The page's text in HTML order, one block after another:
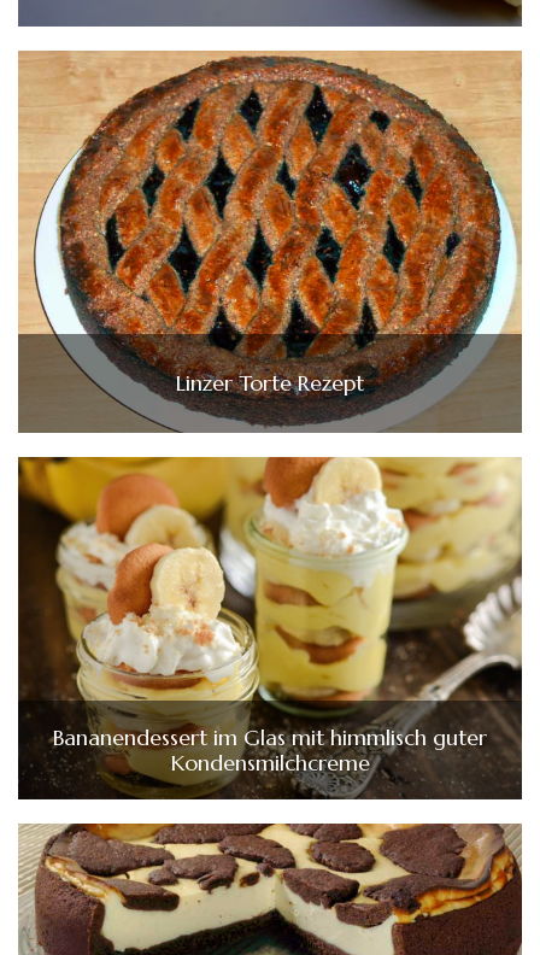
Linzer Torte Rezept
Bananendessert im Glas mit himmlisch guter
Kondensmilchcreme